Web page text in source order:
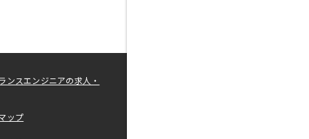
ンスエンジニアの求人・
ップ